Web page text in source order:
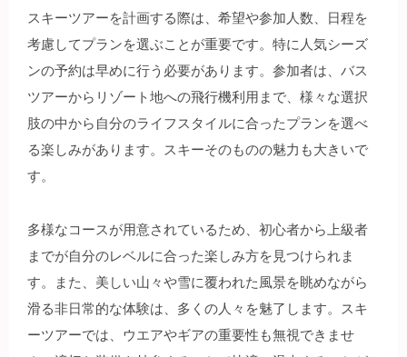
スキーツアーを計画する際は、希望や参加人数、日程を
考慮してプランを選ぶことが重要です。特に人気シーズ
ンの予約は早めに行う必要があります。参加者は、バス
ツアーからリゾート地への飛行機利用まで、様々な選択
肢の中から自分のライフスタイルに合ったプランを選べ
る楽しみがあります。スキーそのものの魅力も大きいで
す。
多様なコースが用意されているため、初心者から上級者
までが自分のレベルに合った楽しみ方を見つけられま
す。また、美しい山々や雪に覆われた風景を眺めながら
滑る非日常的な体験は、多くの人々を魅了します。スキ
ーツアーでは、ウエアやギアの重要性も無視できませ